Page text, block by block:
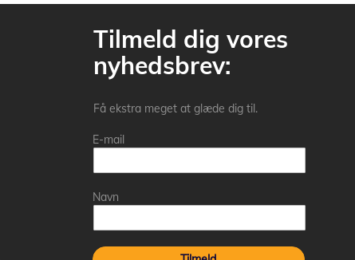
Tilmeld dig vores
nyhedsbrev:
Få ekstra meget at glæde dig til.
E-mail
Navn